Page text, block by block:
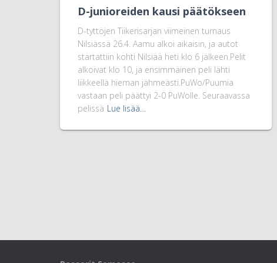
D-junioreiden kausi päätökseen
D-tyttöjen Tiikerisarjan viimeinen turnaus
Nilsiässä 26.4. Aamu alkoi aikaisin, ja autot
startattiin kohti Nilsiää heti klo 6 jälkeen.Pelit
alkoivat klo 10, ja ensimmäinen peli lähti
liikkeellä hieman jähmeästi.PuWo/Puumia
vastaan peli päättyi 2-0 PuWolle. Seuraavassa
pelissä Lue lisää…